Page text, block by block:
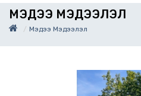
МЭДЭЭ МЭДЭЭЛЭЛ
Мэдээ Мэдээлэл